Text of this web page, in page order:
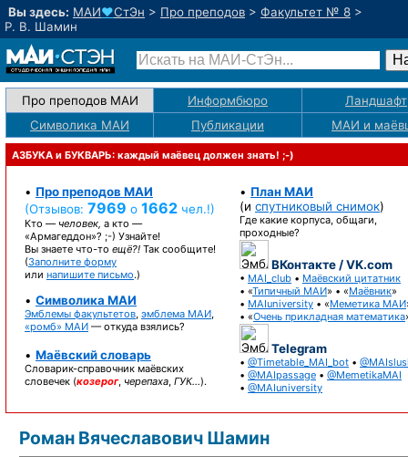
Вы здесь: МАИ♥СтЭн > Про преподов > Факультет № 8 >
Р. В. Шамин
Про преподов МАИ Информбюро
Ландшафт
Символика МАИ
Публикации МАИ и
АЗБУКА и БУКВАРЬ: каждый маёвец должен знать! ;-)
• Про преподов МАИ
(Отзывов: 7969 о 1662 чел.!)
Кто — человек, а кто —
«Армагеддон»? ;-) Узнайте!
Вы знаете что-то ещё?! Так сообщите!
(Заполните форму
или напишите письмо.)
• Символика МАИ
Эмблемы факультетов, эмблема МАИ,
«ромб» МАИ — откуда взялись?
• Маёвский словарь
Словарик-справочник маёвских
словечек (козерог, черепаха, ГУК…).
• План МАИ
(и спутниковый снимок)
Где какие корпуса, общаги,
проходные?
ВКонтакте / VK.com
• MAI_club • Маёвский цитатник
• «Типичный МАИ» • «Маёвник»
• MAIuniversity • «Меметика МАИ
• «Очень прикладная математика
Telegram
• @Timetable_MAI_bot •
• @MAIpassage • @MemetikaMAI
• @MAIuniversity
Роман Вячеславович Шамин